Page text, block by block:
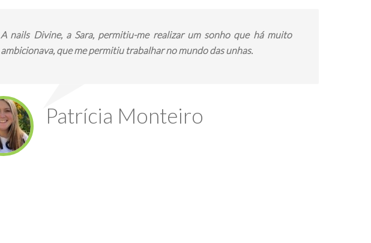
A nails Divine, a Sara, permitiu-me realizar um sonho que há muito
ambicionava, que me permitiu trabalhar no mundo das unhas.
Patrícia Monteiro